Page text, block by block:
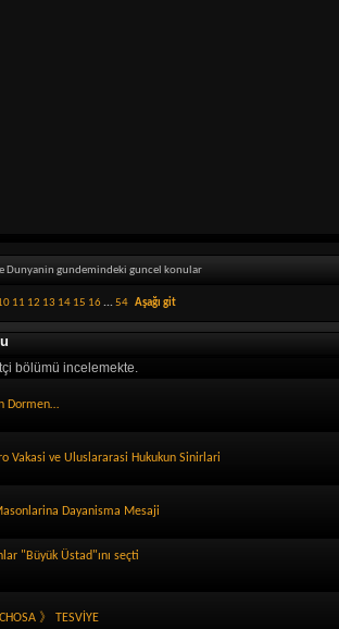
Dunyanin gundemindeki guncel konular
11 12 13 14 15 16...54 Aşağı git
bölümü incelemekte.
Dormen…
Vakasi ve Uluslararasi Hukukun Sinirlari
Dayanisma Mesaji
"Büyük Üstad"ını seçti
》 TESVİYE